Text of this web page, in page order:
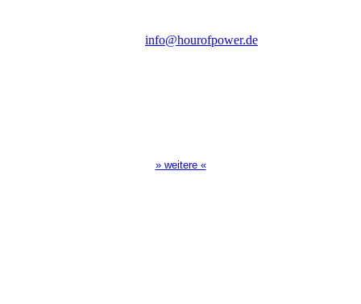
info@hourofpower.de
» weitere «